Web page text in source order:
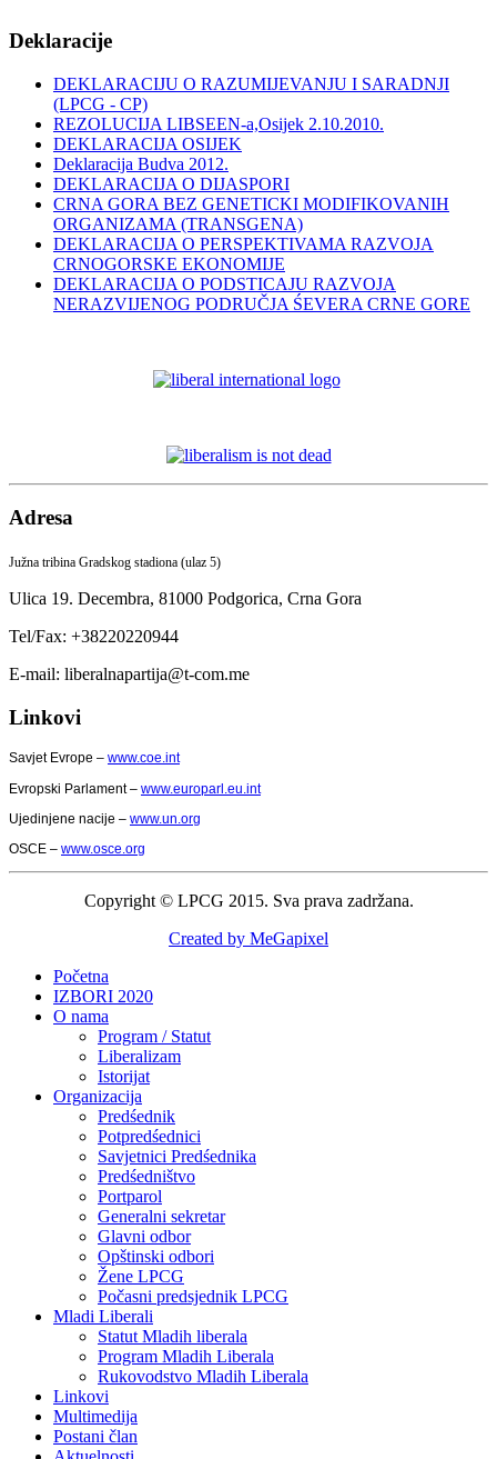
Deklaracije
DEKLARACIJU O RAZUMIJEVANJU I SARADNJI
(LPCG - CP)
REZOLUCIJA LIBSEEN-a,Osijek 2.10.2010.
DEKLARACIJA OSIJEK
Deklaracija Budva 2012.
DEKLARACIJA O DIJASPORI
CRNA GORA BEZ GENETICKI MODIFIKOVANIH
ORGANIZAMA (TRANSGENA)
DEKLARACIJA O PERSPEKTIVAMA RAZVOJA
CRNOGORSKE EKONOMIJE
DEKLARACIJA O PODSTICAJU RAZVOJA
NERAZVIJENOG PODRUČJA ŚEVERA CRNE GORE
Adresa
Južna tribina Gradskog stadiona (ulaz 5)
Ulica 19. Decembra, 81000 Podgorica, Crna Gora
Tel/Fax: +38220220944
E-mail: liberalnapartija@t-com.me
Linkovi
Savjet Evrope – www.coe.int
Evropski Parlament – www.europarl.eu.int
Ujedinjene nacije – www.un.org
OSCE – www.osce.org
Copyright © LPCG 2015. Sva prava zadržana.
Created by MeGapixel
Početna
IZBORI 2020
O nama
Program / Statut
Liberalizam
Istorijat
Organizacija
Predśednik
Potpredśednici
Savjetnici Predśednika
Predśedništvo
Portparol
Generalni sekretar
Glavni odbor
Opštinski odbori
Žene LPCG
Počasni predsjednik LPCG
Mladi Liberali
Statut Mladih liberala
Program Mladih Liberala
Rukovodstvo Mladih Liberala
Linkovi
Multimedija
Postani član